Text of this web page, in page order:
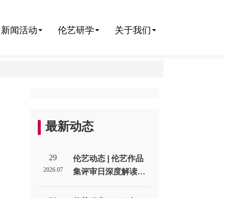
新闻活动 伦艺研学 关于我们
最新动态
29
2026.07
伦艺动态 | 伦艺作品
集评审日深度解读：
招生官到底在作品集